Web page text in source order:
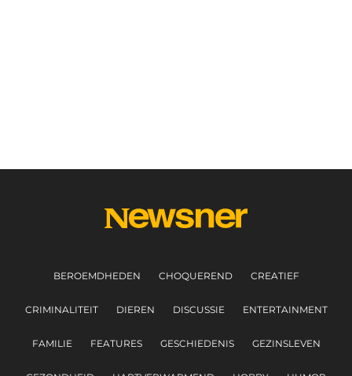
BEROEMDHEDEN CHOQUEREND CREATIEF
CRIMINALITEIT DIEREN DISCUSSIE ENTERTAINMENT
FAMILIE FEATURES GESCHIEDENIS GEZINSLEVEN